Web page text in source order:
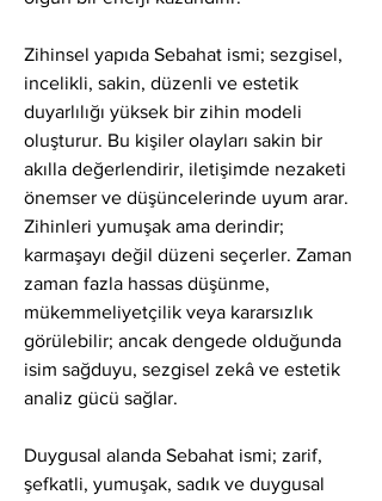
Zihinsel yapıda Sebahat ismi; sezgisel,
incelikli, sakin, düzenli ve estetik
duyarlılığı yüksek bir zihin modeli
oluşturur. Bu kişiler olayları sakin bir
akılla değerlendirir, iletişimde nezaketi
önemser ve düşüncelerinde uyum arar.
Zihinleri yumuşak ama derindir;
karmaşayı değil düzeni seçerler. Zaman
zaman fazla hassas düşünme,
mükemmeliyetçilik veya kararsızlık
görülebilir; ancak dengede olduğunda
isim sağduyu, sezgisel zekâ ve estetik
analiz gücü sağlar.
Duygusal alanda Sebahat ismi; zarif,
şefkatli, yumuşak, sadık ve duygusal